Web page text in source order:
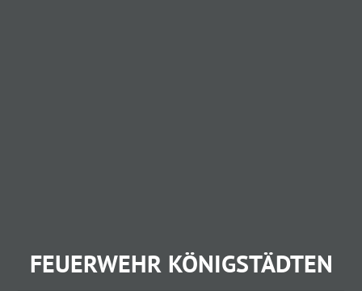
FEUERWEHR KÖNIGSTÄDTEN